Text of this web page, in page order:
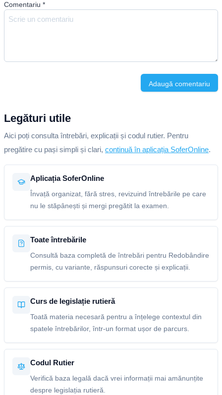
Comentariu *
Adaugă comentariu
Legături utile
Aici poți consulta întrebări, explicații și codul rutier. Pentru
pregătire cu pași simpli și clari, continuă în aplicația SoferOnline.
Aplicația SoferOnline
Învață organizat, fără stres, revizuind întrebările pe care
nu le stăpânești și mergi pregătit la examen.
Toate întrebările
Consultă baza completă de întrebări pentru Redobândire
permis, cu variante, răspunsuri corecte și explicații.
Curs de legislație rutieră
Toată materia necesară pentru a înțelege contextul din
spatele întrebărilor, într-un format ușor de parcurs.
Codul Rutier
Verifică baza legală dacă vrei informații mai amănunțite
despre legislația rutieră.